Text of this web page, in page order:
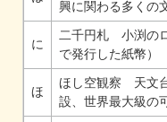
興に関わる多くの
に
二千円札 小渕の
で発行した紙幣）
ほ
ほし空観察 天文
設、世界最大級の